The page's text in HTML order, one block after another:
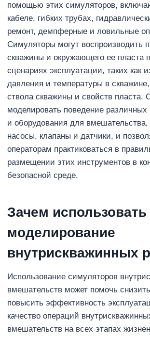
помощью этих симуляторов,
кабеле, гибких трубах,
ремонт, демпферные и ловильные
Симуляторы могут воспроизводить
скважины и окружающего ее пласта
сценариях эксплуатации, таких как
давления и температуры в
ствола скважины и свойств пласта.
моделировать поведение различных
и оборудования для вмешательства,
насосы, клапаны и датчики, и
операторам практиковаться в
размещении этих инструментов в
безопасной среде.
Зачем использовать
моделирование
внутрискважинных
Использование симуляторов
вмешательств может помочь
повысить эффективность
качество операций
вмешательств на всех этапах